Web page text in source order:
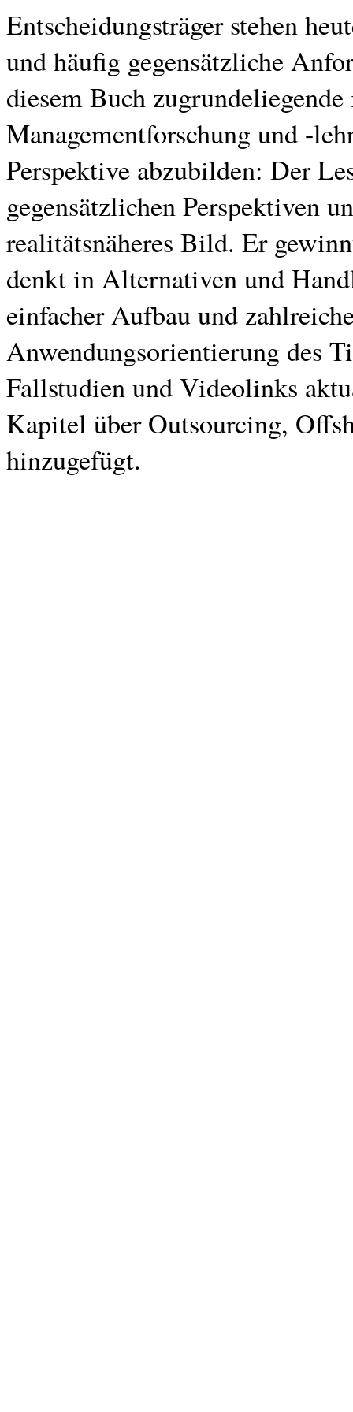
Entscheidungsträger stehen
und häufig gegensätzliche
diesem Buch
Managementforschung und -
Perspektive abzubilden: Der
gegensätzlichen Perspektiven
realitätsnäheres Bild. Er
denkt in Alternativen und
einfacher Aufbau und
Anwendungsorientierung des
Fallstudien und Videolinks
Kapitel über Outsourcing,
hinzugefügt.